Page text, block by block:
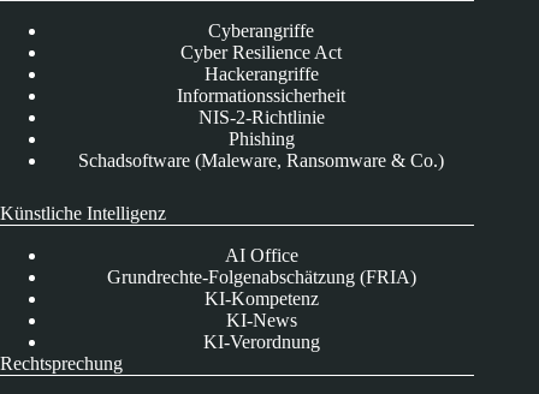
Cyberangriffe
Cyber Resilience Act
Hackerangriffe
Informationssicherheit
NIS-2-Richtlinie
Phishing
Schadsoftware (Maleware, Ransomware & Co.)
Künstliche Intelligenz
AI Office
Grundrechte-Folgenabschätzung (FRIA)
KI-Kompetenz
KI-News
KI-Verordnung
Rechtsprechung